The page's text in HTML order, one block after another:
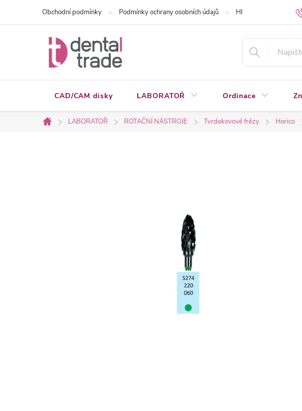
Obchodní podmínky Podmínky ochrany osobních údajů Hledáte a
CAD/CAM disky LABORATOŘ Ordinace
Domů
LABORATOŘ ROTAČNÍ NÁSTROJE Tvrdokovové frézy Horico